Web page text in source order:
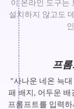
이 온라인 도구는
설치하지 않고도
프
"사나운 네온 늑
패 배지, 어두운
프롬프트를 입력